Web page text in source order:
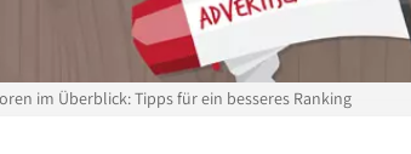
im Überblick: Tipps für ein besseres Ranking